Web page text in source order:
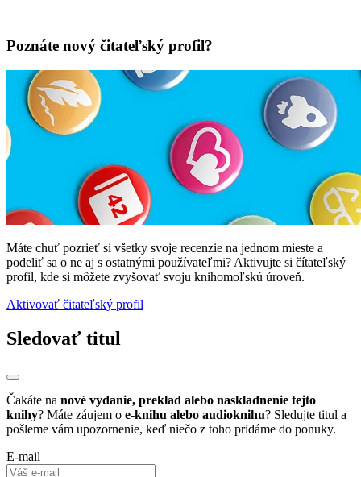
Poznáte nový čitateľský profil?
Máte chuť pozrieť si všetky svoje recenzie na jednom mieste a
podeliť sa o ne aj s ostatnými používateľmi? Aktivujte si čítateľský
profil, kde si môžete zvyšovať svoju knihomoľskú úroveň.
Aktivovať čitateľský profil
Sledovať titul
Čakáte na nové vydanie, preklad alebo naskladnenie tejto
knihy? Máte záujem o e-knihu alebo audioknihu? Sledujte titul a
pošleme vám upozornenie, keď niečo z toho pridáme do ponuky.
E-mail